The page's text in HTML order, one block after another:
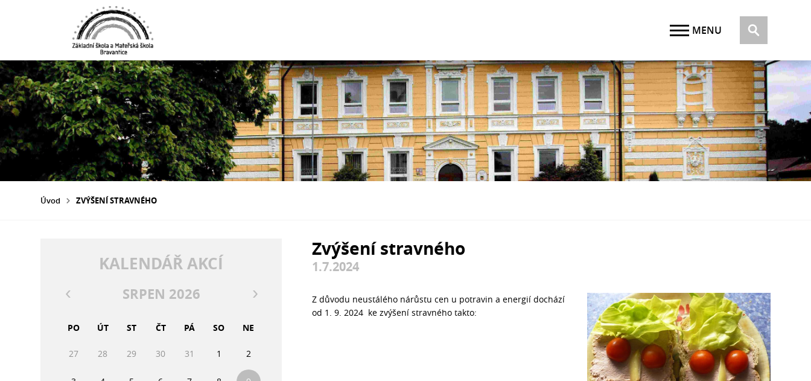
Úvod ZVÝŠENÍ STRAVNÉHO
Zvýšení stravného
1.7.2024
Z důvodu neustálého nárůstu cen u potravin a energií dochází
od 1. 9. 2024 ke zvýšení stravného takto:
KALENDÁŘ AKCÍ
SRPEN 2026
PO ÚT ST ČT PÁ SO NE
27 28 29 30 31 1 2